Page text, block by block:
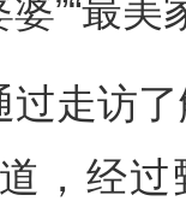
婆”“最
走访了
，经